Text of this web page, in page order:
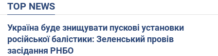
TOP NEWS
Україна буде знищувати пускові установки
російської балістики: Зеленський провів
засідання РНБО